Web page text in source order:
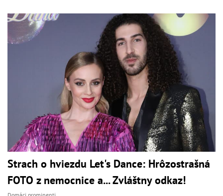
Strach o hviezdu Let's Dance: Hrôzostrašná
FOTO z nemocnice a... Zvláštny odkaz!